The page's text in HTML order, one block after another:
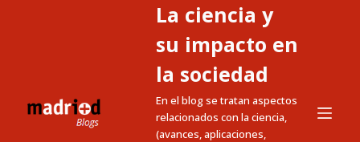
La ciencia y
su impacto en
la sociedad
En el blog se tratan aspectos
relacionados con la ciencia,
(avances, aplicaciones,